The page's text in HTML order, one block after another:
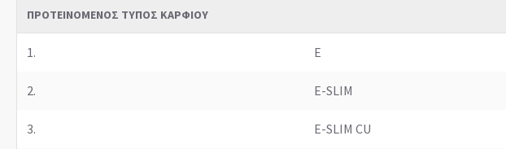
ΠΡΟΤΕΙΝΌΜΕΝΟΣ ΤΎΠΟΣ ΚΑΡΦΙΟΎ
1. E
2. E-SLIM
3. E-SLIM CU